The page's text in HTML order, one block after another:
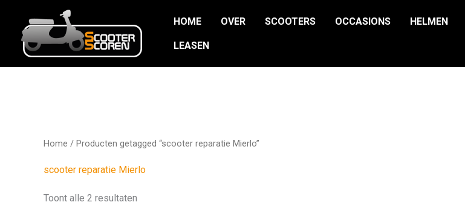
HOME OVER SCOOTERS OCCASIONS HELMEN
LEASEN
Home / Producten getagged “scooter reparatie Mierlo”
scooter reparatie Mierlo
Toont alle 2 resultaten